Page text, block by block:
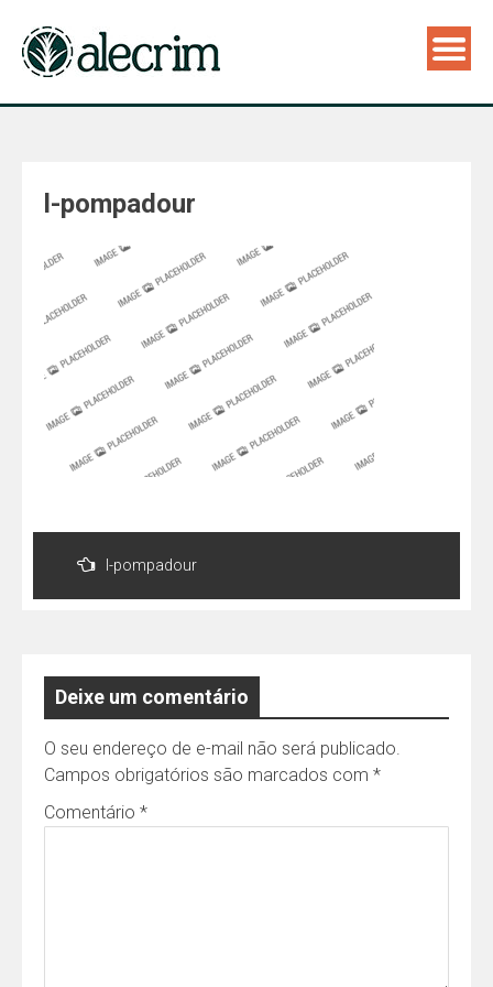
l-pompadour
Navegação
Post
l-pompadour
Deixe um comentário
O seu endereço de e-mail não será publicado.
Campos obrigatórios são marcados com *
Comentário *